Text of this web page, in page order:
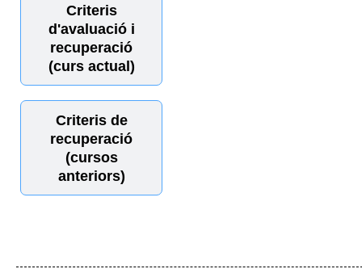
Criteris
d'avaluació i
recuperació
(curs actual)
Criteris de
recuperació
(cursos
anteriors)